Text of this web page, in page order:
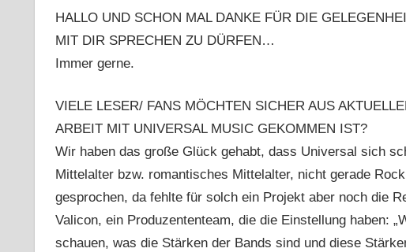
HALLO UND SCHON MAL DANKE FÜR DIE
MIT DIR SPRECHEN ZU DÜRFEN…
Immer gerne.
VIELE LESER/ FANS MÖCHTEN SICHER AUS
ARBEIT MIT UNIVERSAL MUSIC GEKOMMEN IST?
Wir haben das große Glück gehabt, dass Universal sich
Mittelalter bzw. romantisches Mittelalter, nicht gerade
gesprochen, da fehlte für solch ein Projekt aber noch die
Valicon, ein Produzententeam, die die Einstellung haben:
schauen, was die Stärken der Bands sind und diese